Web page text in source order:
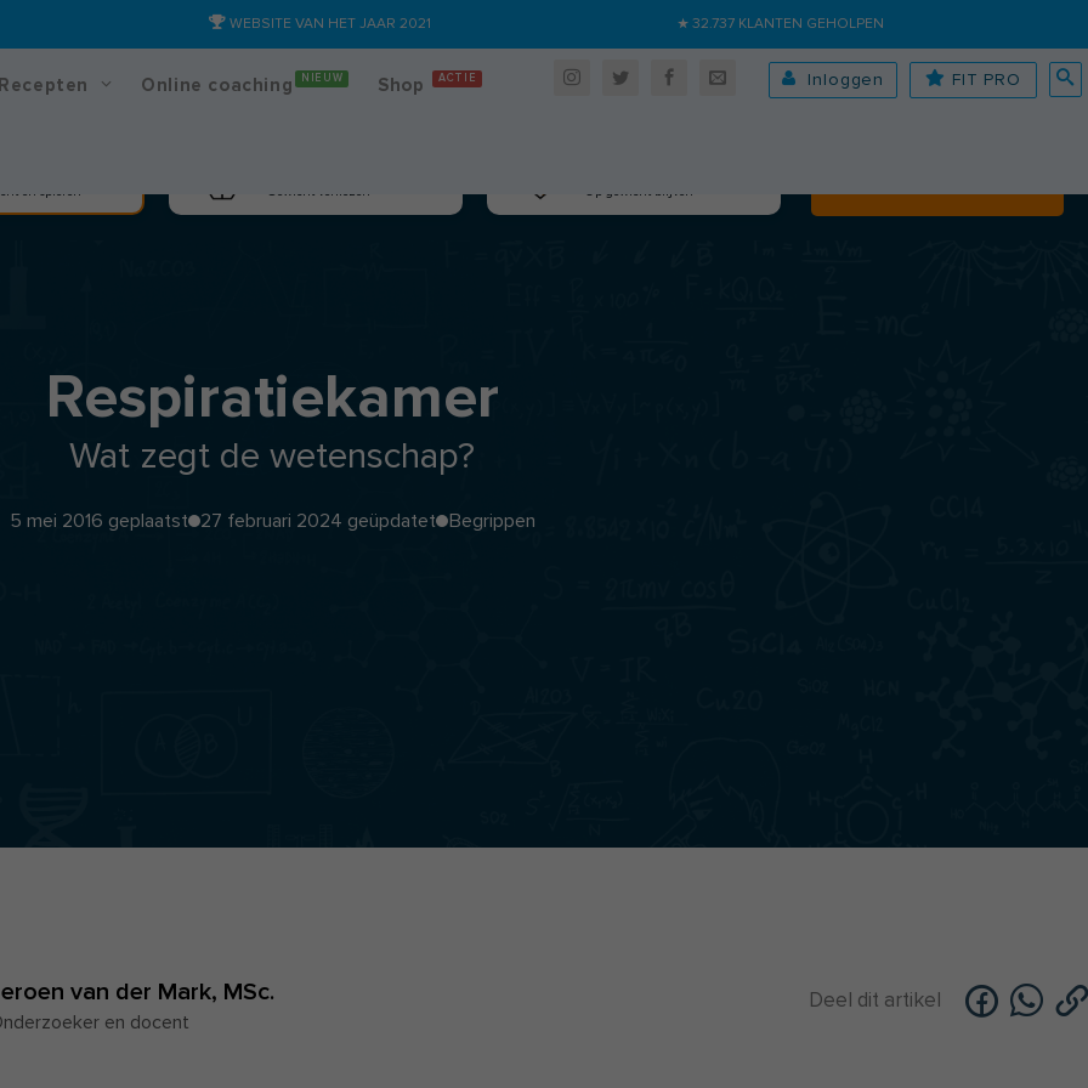
WEBSITE VAN HET JAAR 2021 ★ 32.737 KLANTEN GEHOLPEN
Online coaching NIEUW Shop ACTIE Inloggen FIT PRO
Respiratiekamer
Wat zegt de wetenschap?
5 mei 2016 geplaatst 27 februari 2024 geüpdatet Begrippen
van der Mark, MSc.
en docent
Deel dit artikel